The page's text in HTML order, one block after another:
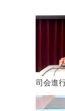
5月24日よりオ
んとお会い出
＜重要なお知
念イベントで
さっていた皆
2020.03.04
＜重要なお知
司会進